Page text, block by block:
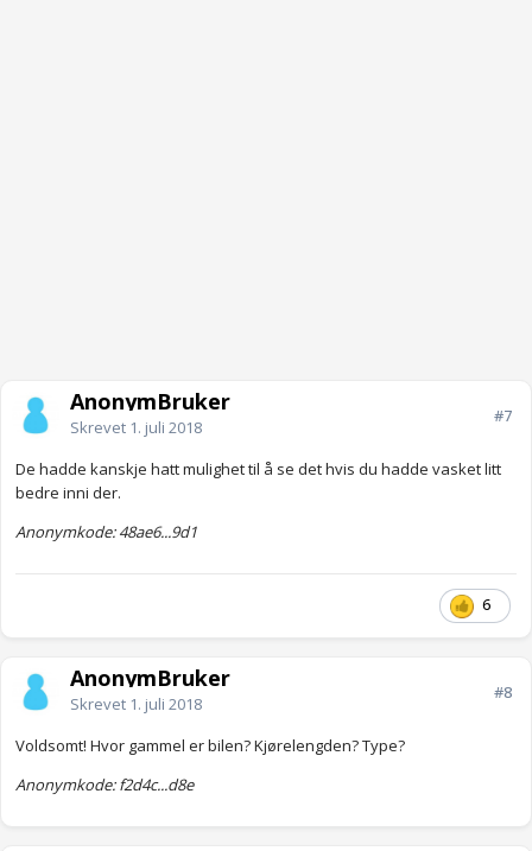
AnonymBruker
Skrevet 1. juli 2018
#7
De hadde kanskje hatt mulighet til å se det hvis du hadde vasket litt
bedre inni der.
Anonymkode: 48ae6...9d1
6
AnonymBruker
Skrevet 1. juli 2018
#8
Voldsomt! Hvor gammel er bilen? Kjørelengden? Type?
Anonymkode: f2d4c...d8e